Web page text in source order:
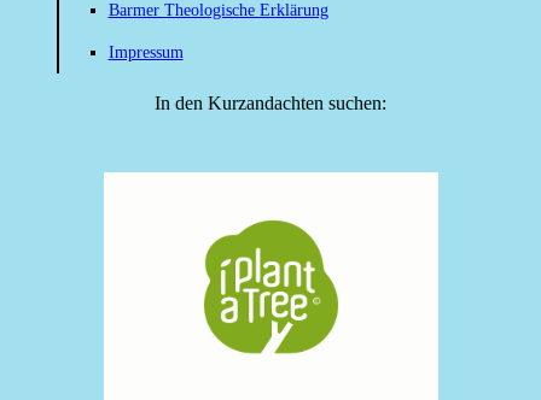
Barmer Theologische Erklärung
Impressum
In den Kurzandachten suchen: